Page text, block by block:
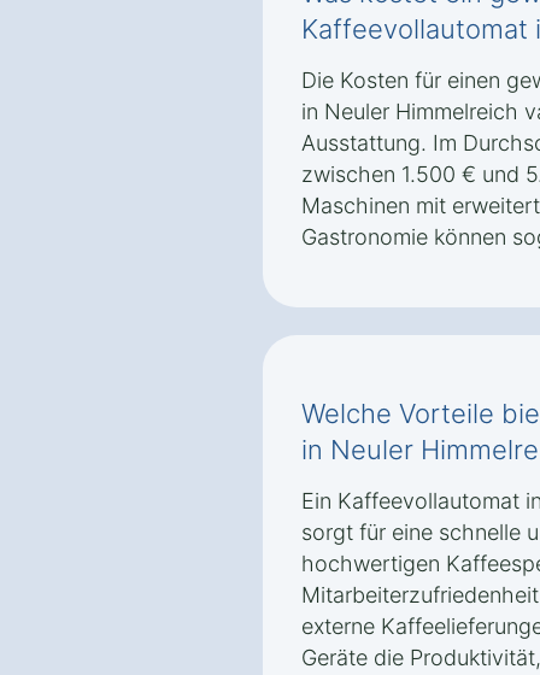
Kaffeevollautomat
Die Kosten für einen
in Neuler Himmelreich
Ausstattung. Im
zwischen 1.500 € und
Maschinen mit
Gastronomie können
Welche Vorteile
in Neuler
Ein Kaffeevollautomat
sorgt für eine schnelle
hochwertigen
externe
Geräte die